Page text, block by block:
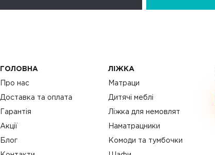
ГОЛОВНА
Про нас
Доставка та оплата
Гарантія
Акції
Блог
ЛІЖКА
Матраци
Дитячі меблі
Ліжка для немовлят
Наматрацники
Комоди та тумбочки